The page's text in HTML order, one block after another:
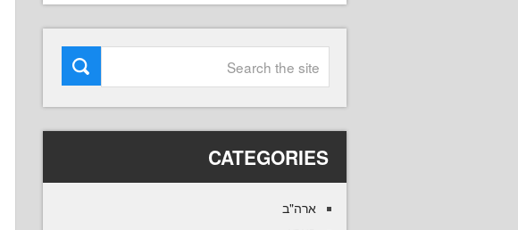
CATEGORIES
ארה"ב